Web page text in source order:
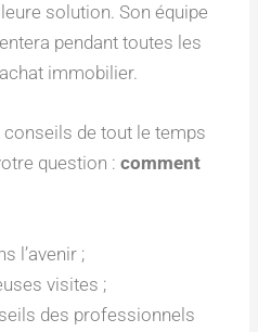
solution. Son équipe
pendant toutes les
immobilier.
de tout le temps
question :comment
l’avenir ;
visites ;
des professionnels